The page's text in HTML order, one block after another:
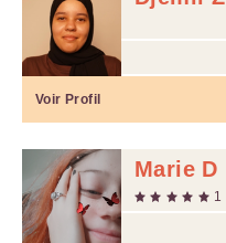
Voir Profil
Marie D
1